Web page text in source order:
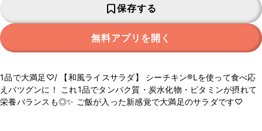
保存する
無料アプリを開く
1品で大満足♡/ 【和風ライスサラダ】 シーチキン®︎Lを使って食べ応
えバツグンに！ これ1品でタンパク質・炭水化物・ビタミンが摂れて
栄養バランスも◎✨ ご飯が入った新感覚で大満足のサラダです♡